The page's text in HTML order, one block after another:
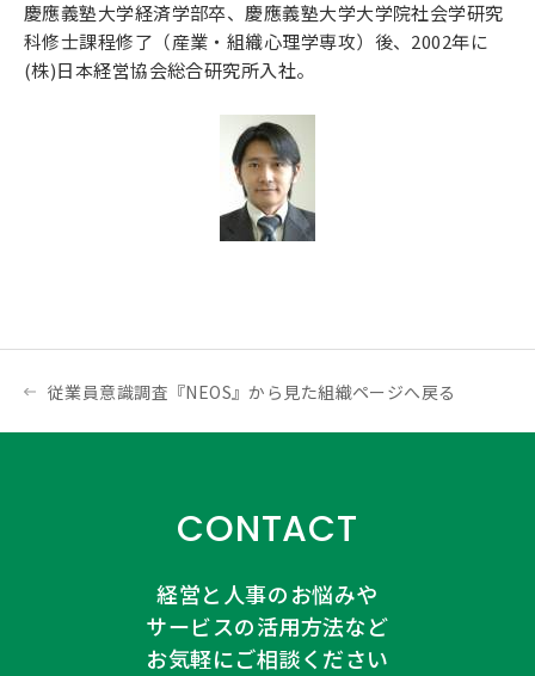
慶應義塾大学経済学部卒、慶應義塾大学大学院社会学研究
科修士課程修了（産業・組織心理学専攻）後、2002年に
(株)日本経営協会総合研究所入社。
従業員意識調査『NEOS』から見た組織ページへ戻る
CONTACT
経営と人事のお悩みや
サービスの活用方法など
お気軽にご相談ください